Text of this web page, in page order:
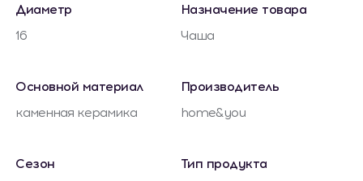
Диаметр
16
Назначение товара
Чаша
Основной материал
каменная керамика
Производитель
home&you
Сезон
Тип продукта